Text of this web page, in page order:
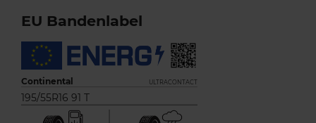
EU Bandenlabel
Continental ULTRACONTACT
195/55R16 91 T